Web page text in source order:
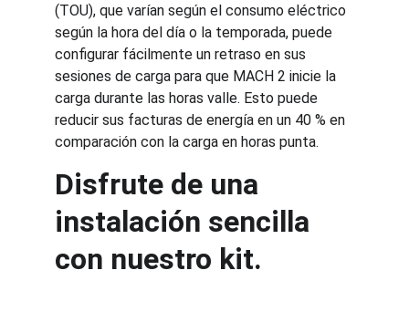
(TOU), que varían según el consumo eléctrico
según la hora del día o la temporada, puede
configurar fácilmente un retraso en sus
sesiones de carga para que MACH 2 inicie la
carga durante las horas valle. Esto puede
reducir sus facturas de energía en un 40 % en
comparación con la carga en horas punta.
Disfrute de una
instalación sencilla
con nuestro kit.